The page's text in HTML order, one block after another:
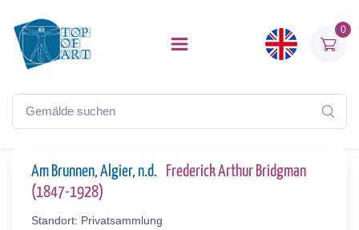
0
Am Brunnen, Algier, n.d.
Frederick Arthur Bridgman
(1847-1928)
Standort: Privatsammlung